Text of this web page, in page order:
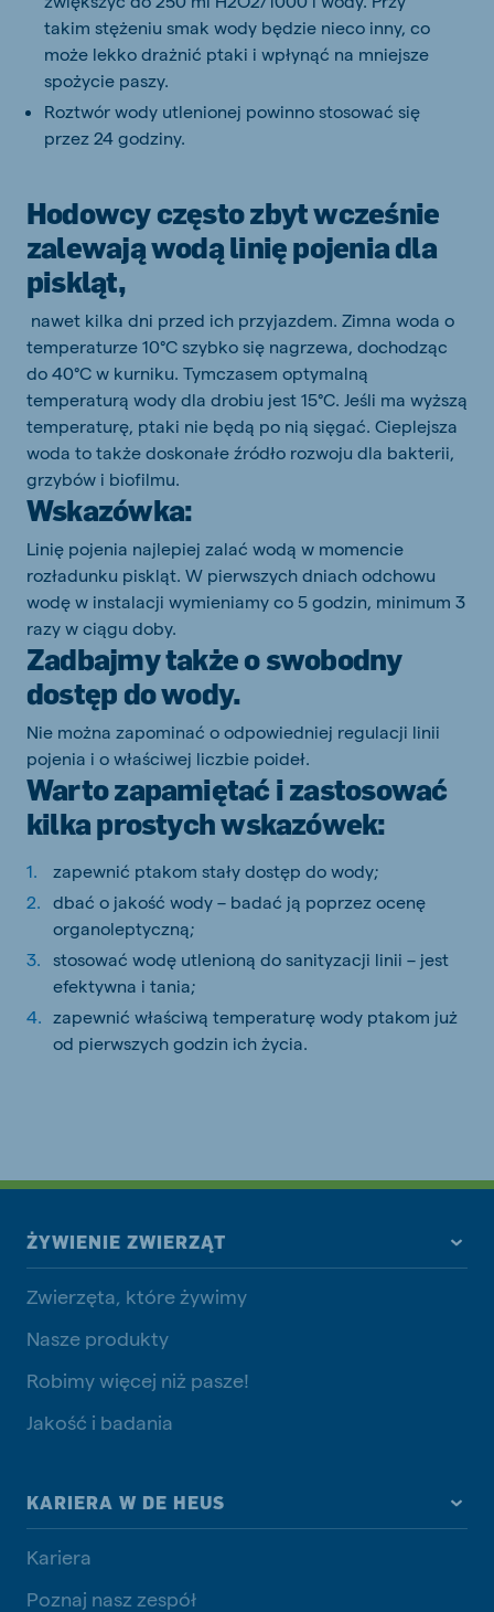
takim stężeniu smak wody będzie nieco inny, co
może lekko drażnić ptaki i wpłynąć na mniejsze
spożycie paszy.
Roztwór wody utlenionej powinno stosować się
przez 24 godziny.
Hodowcy często zbyt wcześnie
zalewają wodą linię pojenia dla
piskląt,
nawet kilka dni przed ich przyjazdem. Zimna woda o
temperaturze 10°C szybko się nagrzewa, dochodząc
do 40°C w kurniku. Tymczasem optymalną
temperaturą wody dla drobiu jest 15°C. Jeśli ma wyższą
temperaturę, ptaki nie będą po nią sięgać. Cieplejsza
woda to także doskonałe źródło rozwoju dla bakterii,
grzybów i biofilmu.
Wskazówka:
Linię pojenia najlepiej zalać wodą w momencie
rozładunku piskląt. W pierwszych dniach odchowu
wodę w instalacji wymieniamy co 5 godzin, minimum 3
razy w ciągu doby.
Zadbajmy także o swobodny
dostęp do wody.
Nie można zapominać o odpowiedniej regulacji linii
pojenia i o właściwej liczbie poideł.
Warto zapamiętać i zastosować
kilka prostych wskazówek:
zapewnić ptakom stały dostęp do wody;
dbać o jakość wody – badać ją poprzez ocenę
organoleptyczną;
stosować wodę utlenioną do sanityzacji linii – jest
efektywna i tania;
zapewnić właściwą temperaturę wody ptakom już
od pierwszych godzin ich życia.
ŻYWIENIE ZWIERZĄT
Zwierzęta, które żywimy
Nasze produkty
Robimy więcej niż pasze!
Jakość i badania
KARIERA W DE HEUS
Kariera
Poznaj nasz zespół